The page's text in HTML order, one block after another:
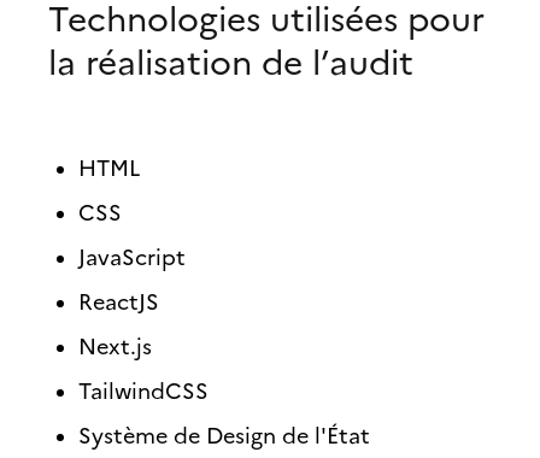
Technologies utilisées pour
la réalisation de l’audit
HTML
CSS
JavaScript
ReactJS
Next.js
TailwindCSS
Système de Design de l'État